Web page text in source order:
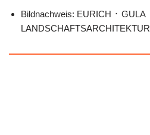
Bildnachweis: EURICH ᛫ GULA
LANDSCHAFTSARCHITEKTUR